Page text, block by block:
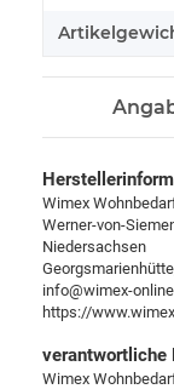
Wimex
Werner-von-
Niedersachsen
info@wimex-
https://
verantwortliche
Wimex